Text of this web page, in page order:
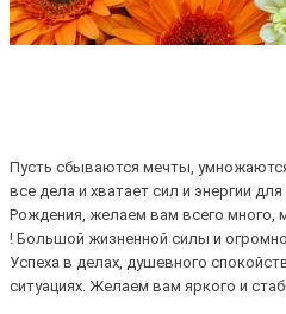
Пусть сбываются мечты,
все дела и хватает сил и энергии
Рождения, желаем вам всего много,
! Большой жизненной силы и
Успеха в делах, душевного
ситуациях. Желаем вам яркого и